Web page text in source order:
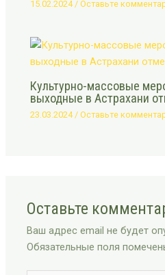
15.02.2024 /Оставьте
Культурно-массовые
выходные в Астрахани
23.03.2024/Оставьте
Оставьте
Ваш адрес email не будет
Обязательные поля